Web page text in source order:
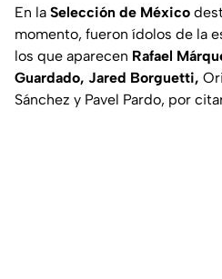
En la Selección de México
momento, fueron ídolos de la
los que aparecen Rafael
Guardado, Jared Borguetti,
Sánchez y Pavel Pardo, por